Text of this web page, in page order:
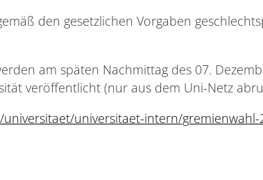
den gesetzlichen Vorgaben
am späten Nachmittag des 07.
veröffentlicht (nur aus dem Uni-Netz
universitaet-intern/gremienwahl-